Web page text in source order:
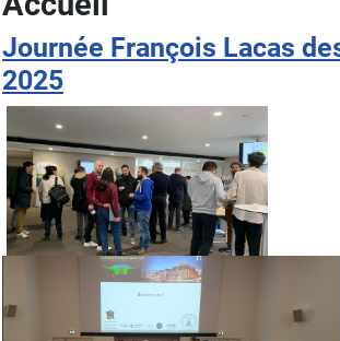
Journée François Lacas
2025